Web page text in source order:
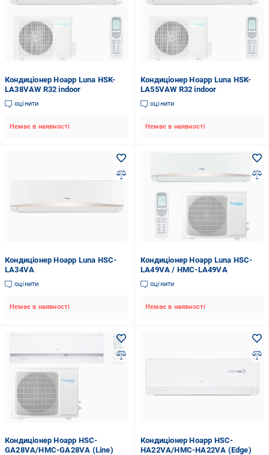
Кондиціонер Hoapp Luna HSK-
LA38VAW R32 indoor
оцінити
Немає в наявності
Кондиціонер Hoapp Luna HSK-
LA55VAW R32 indoor
оцінити
Немає в наявності
Кондиціонер Hoapp Luna HSC-
LA34VA
оцінити
Немає в наявності
Кондиціонер Hoapp Luna HSC-
LA49VA / HMC-LA49VA
оцінити
Немає в наявності
Кондиціонер Hoapp HSC-
GA28VA/HMC-GA28VA (Line)
Кондиціонер Hoapp HSC-
HA22VA/HMC-HA22VA (Edge)